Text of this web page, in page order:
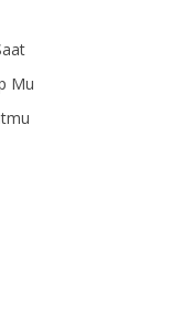
Mu